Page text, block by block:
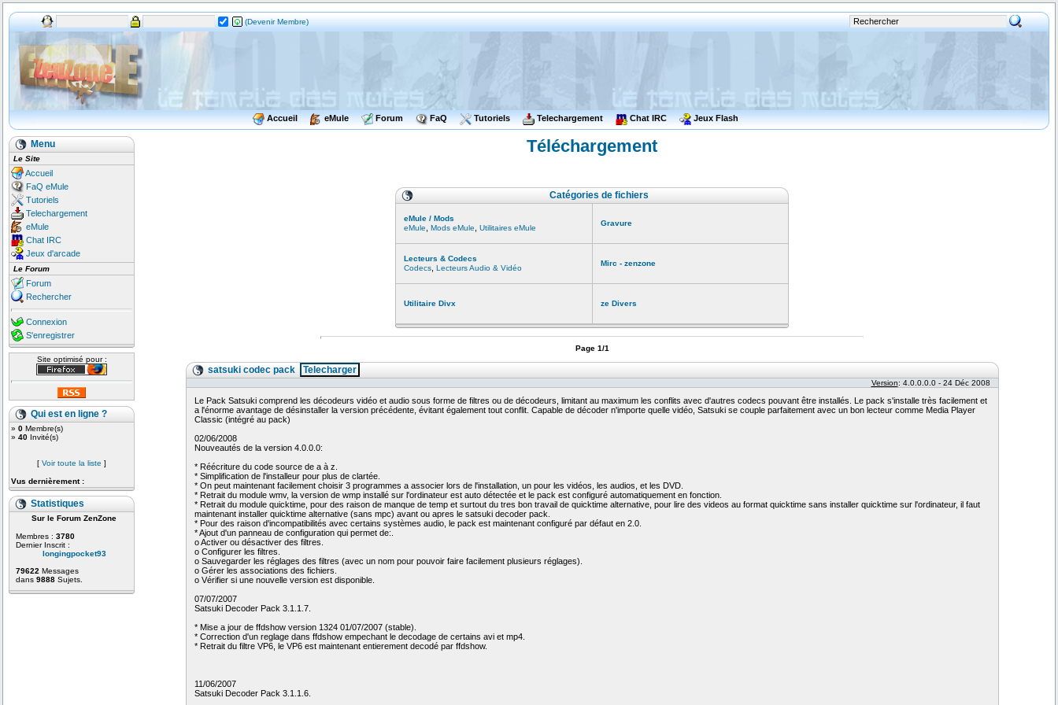
(Devenir Membre)
Accueil eMule Forum FaQ Tutoriels Telechargement Chat IRC Jeux Flash
Menu
Le Site
Accueil
FaQ eMule
Tutoriels
Telechargement
eMule
Chat IRC
Jeux d'arcade
Le Forum
Forum
Rechercher
Connexion
S'enregistrer
Site optimisé pour :
Qui est en ligne ?
» 0 Membre(s)
» 40 Invité(s)
[ Voir toute la liste ]
Vus dernièrement :
Statistiques
Sur le Forum ZenZone
Membres : 3780
Dernier Inscrit :
longingpocket93
79622 Messages
dans 9888 Sujets.
Téléchargement
Catégories de fichiers
eMule / Mods
eMule
Mods eMule Utilitaires eMule
Gravure
Lecteurs & Codecs
Codecs Lecteurs Audio & Vidéo
Mirc - zenzone
Utilitaire Divx ze Divers
Page 1/1
satsuki codec pack Telecharger
Version: 4.0.0.0.0 - 24 Déc 2008
Le Pack Satsuki comprend les décodeurs vidéo et audio sous forme de filtres ou de décodeurs, limitant au maximum les conflits avec d'autres codecs pouvant être installés. Le pack s'installe très facilement et
a l'énorme avantage de désinstaller la version précédente, évitant également tout conflit. Capable de décoder n'importe quelle vidéo, Satsuki se couple parfaitement avec un bon lecteur comme Media Player
Classic (intégré au pack)
02/06/2008
Nouveautés de la version 4.0.0.0:
* Réécriture du code source de a à z.
* Simplification de l'installeur pour plus de clartée.
* On peut maintenant facilement choisir 3 programmes a associer lors de l'installation, un pour les vidéos, les audios, et les DVD.
* Retrait du module wmv, la version de wmp installé sur l'ordinateur est auto détectée et le pack est configuré automatiquement en fonction.
* Retrait du module quicktime, pour des raison de manque de temp et surtout du tres bon travail de quicktime alternative, pour lire des videos au format quicktime sans installer quicktime sur l'ordinateur, il faut
maintenant installer quicktime alternative (sans mpc) avant ou apres le satsuki decoder pack.
* Pour des raison d'incompatibilités avec certains systèmes audio, le pack est maintenant configuré par défaut en 2.0.
* Ajout d'un panneau de configuration qui permet de:.
o Activer ou désactiver des filtres.
o Configurer les filtres.
o Sauvegarder les réglages des filtres (avec un nom pour pouvoir faire facilement plusieurs réglages).
o Gérer les associations des fichiers.
o Vérifier si une nouvelle version est disponible.
07/07/2007
Satsuki Decoder Pack 3.1.1.7.
* Mise a jour de ffdshow version 1324 01/07/2007 (stable).
* Correction d'un reglage dans ffdshow empechant le decodage de certains avi et mp4.
* Retrait du filtre VP6, le VP6 est maintenant entierement decodé par ffdshow.
11/06/2007
Satsuki Decoder Pack 3.1.1.6.